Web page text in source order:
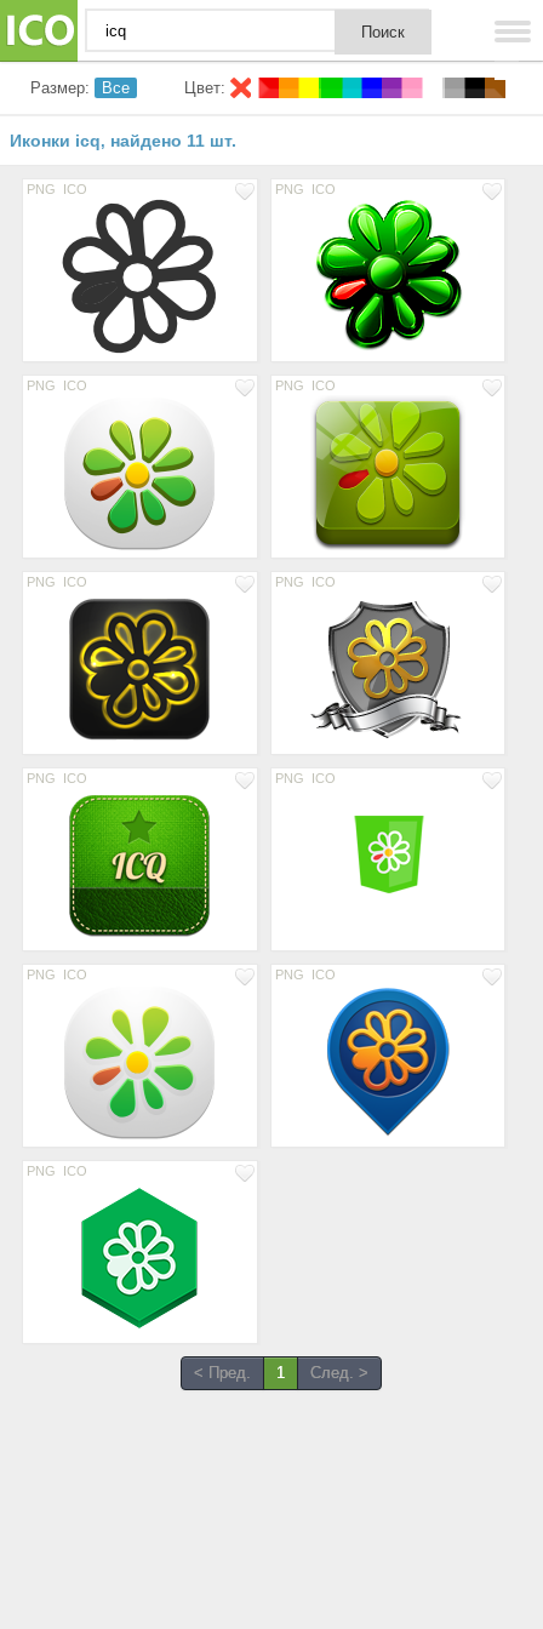
Размер: Все Цвет:
Иконки icq, найдено 11 шт.
PNG ICO PNG ICO
PNG ICO PNG ICO
PNG ICO PNG ICO
PNG ICO PNG ICO
PNG ICO PNG ICO
PNG ICO
< Пред. 1 След. >